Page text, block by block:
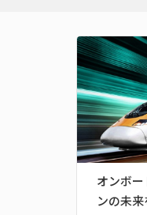
オンボ
ンの未